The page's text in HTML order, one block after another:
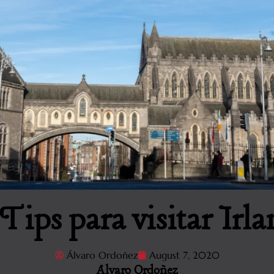
para visitar
Álvaro Ordoñez August 7, 2020
Álvaro Ordoñez